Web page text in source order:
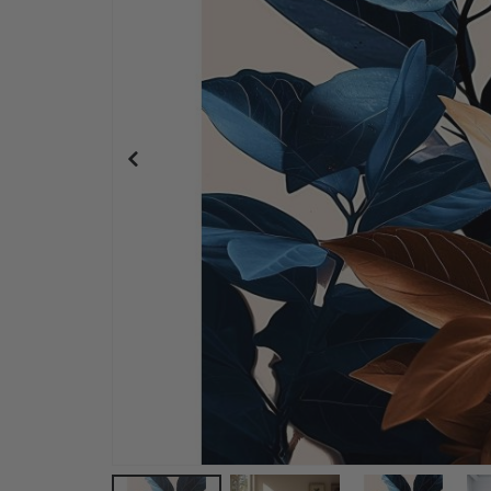
Aufbügelbare Etiketten - 29x12mm - 128 Stück